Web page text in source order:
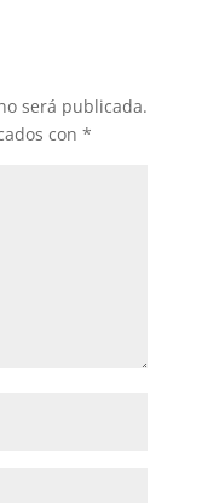
será publicada.
con *